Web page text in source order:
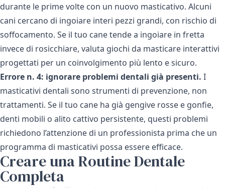
durante le prime volte con un nuovo masticativo. Alcuni
cani cercano di ingoiare interi pezzi grandi, con rischio di
soffocamento. Se il tuo cane tende a ingoiare in fretta
invece di rosicchiare, valuta giochi da masticare interattivi
progettati per un coinvolgimento più lento e sicuro.
Errore n. 4: ignorare problemi dentali già presenti. I
masticativi dentali sono strumenti di prevenzione, non
trattamenti. Se il tuo cane ha già gengive rosse e gonfie,
denti mobili o alito cattivo persistente, questi problemi
richiedono l’attenzione di un professionista prima che un
programma di masticativi possa essere efficace.
Creare una Routine Dentale
Completa